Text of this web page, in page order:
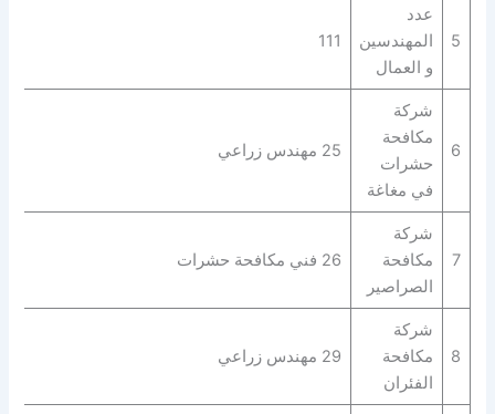
5
عدد
المهندسين
و العمال
111
6
شركة
مكافحة
حشرات
في مغاغة
25 مهندس زراعي
7
شركة
مكافحة
الصراصير
26 فني مكافحة حشرات
8
شركة
مكافحة
الفئران
29 مهندس زراعي